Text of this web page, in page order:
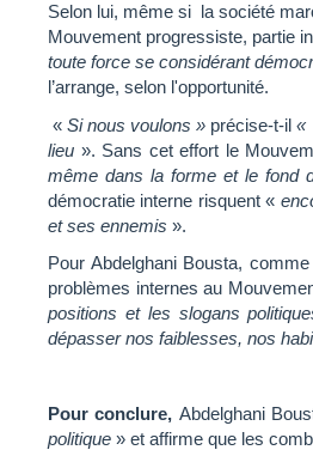
Selon lui, même si la société
Mouvement progressiste, partie
toute force se considérant
l’arrange, selon l'opportunité.
« Si nous voulons » précise-t-il «
lieu ». Sans cet effort le
même dans la forme et le fond
démocratie interne risquent «
et ses ennemis ».
Pour Abdelghani Bousta,
problèmes internes au
positions et les slogans
dépasser nos faiblesses, nos
Pour conclure, Abdelghani
politique » et affirme que les